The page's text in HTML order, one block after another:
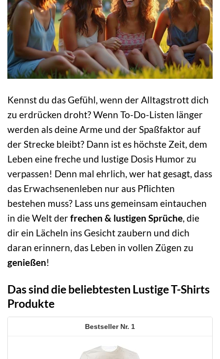
Kennst du das Gefühl, wenn der Alltagstrott dich
zu erdrücken droht? Wenn To-Do-Listen länger
werden als deine Arme und der Spaßfaktor auf
der Strecke bleibt? Dann ist es höchste Zeit, dem
Leben eine freche und lustige Dosis Humor zu
verpassen! Denn mal ehrlich, wer hat gesagt, dass
das Erwachsenenleben nur aus Pflichten
bestehen muss? Lass uns gemeinsam eintauchen
in die Welt derfrechen & lustigen Sprüche, die
dir ein Lächeln ins Gesicht zaubern und dich
daran erinnern, das Leben in vollen Zügen zu
genießen!
Das sind die beliebtesten Lustige T-Shirts
Produkte
1